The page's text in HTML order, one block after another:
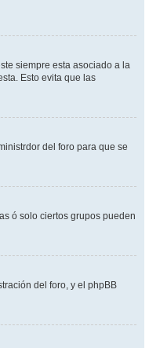
siempre esta asociado a la
Esto evita que las
del foro para que se
ó solo ciertos grupos pueden
del foro, y el phpBB